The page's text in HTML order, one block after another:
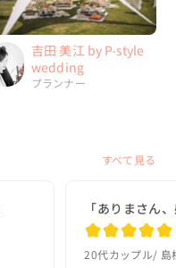
吉田 美江 by P-style
wedding
プランナー
すべて見る
「ありまさん
20代カップル 島